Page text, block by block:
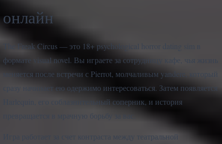
онлайн
The Freak Circus — это 18+ psychological horror dating sim в
формате visual novel. Вы играете за сотрудницу кафе, чья жизнь
меняется после встречи с Pierrot, молчаливым yandere, который
сразу начинает ею одержимо интересоваться. Затем появляется
Harlequin, его соблазнительный соперник, и история
превращается в мрачную борьбу за вас.
Игра работает за счет контраста между театральной